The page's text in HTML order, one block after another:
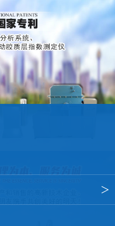
＞